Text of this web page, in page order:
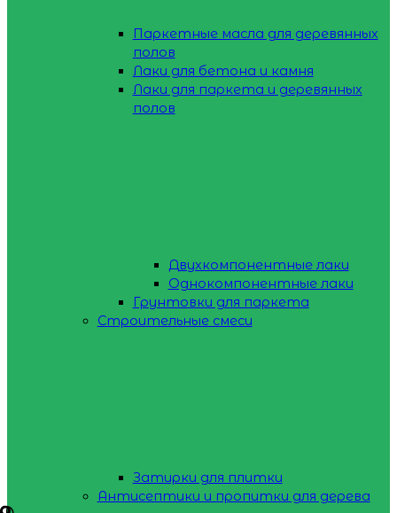
Паркетные масла для деревянных
полов
Лаки для бетона и камня
Лаки для паркета и деревянных
полов
Двухкомпонентные лаки
Однокомпонентные лаки
Грунтовки для паркета
Строительные смеси
Затирки для плитки
Антисептики и пропитки для дерева